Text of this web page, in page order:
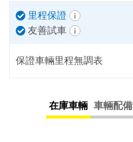
里程保證
友善試車
保證車輛里程無調表
在庫車輛 車輛配備